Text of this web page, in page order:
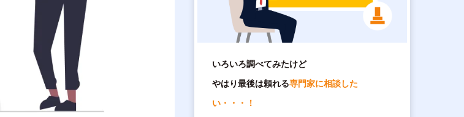
いろいろ調べてみたけど
やはり最後は頼れる専門家に相談した
い・・・！